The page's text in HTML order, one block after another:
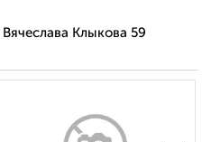
Клыкова 59